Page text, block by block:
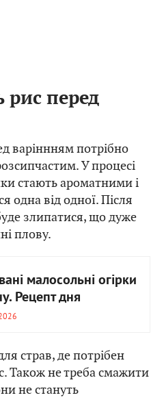
перед
варіннням потрібно
У процесі
стають ароматними і
одна від одної. Після
злипатися, що дуже
плову.
малосольні огірки
Рецепт дня
страв, де потрібен
Також не треба смажити
не стануть